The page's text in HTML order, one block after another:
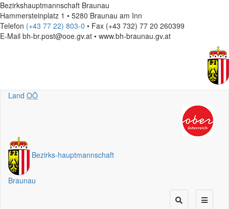
Bezirkshauptmannschaft Braunau
Hammersteinplatz 1 • 5280 Braunau am Inn
Telefon (+43 77 22) 803-0 • Fax (+43 732) 77 20 260399
E-Mail bh-br.post@ooe.gv.at • www.bh-braunau.gv.at
Land OÖ
Bezirks-hauptmannschaft
Braunau